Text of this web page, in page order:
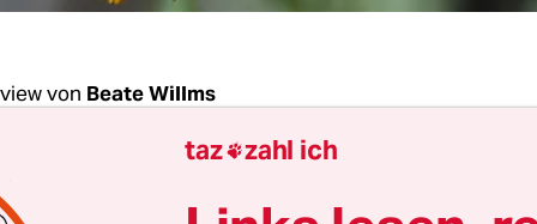
von Beate Willms
Kruse, i+m ist beim Deutschen
taz zahl ich